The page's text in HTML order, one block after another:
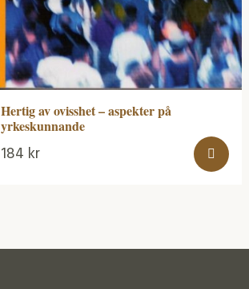
Hertig av ovisshet – aspekter på
yrkeskunnande
184 kr